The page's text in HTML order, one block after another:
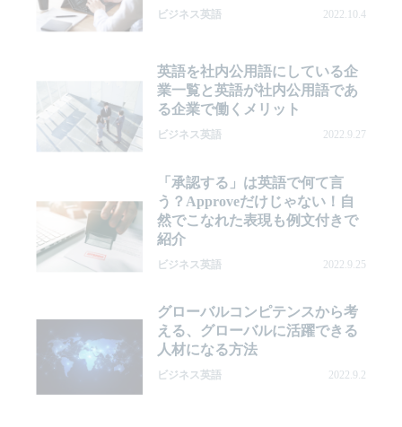
ビジネス英語 2022.10.4
英語を社内公用語にしている企
業一覧と英語が社内公用語であ
る企業で働くメリット
ビジネス英語 2022.9.27
「承認する」は英語で何て言
う？Approveだけじゃない！自
然でこなれた表現も例文付きで
紹介
ビジネス英語 2022.9.25
グローバルコンピテンスから考
える、グローバルに活躍できる
人材になる方法
ビジネス英語 2022.9.2